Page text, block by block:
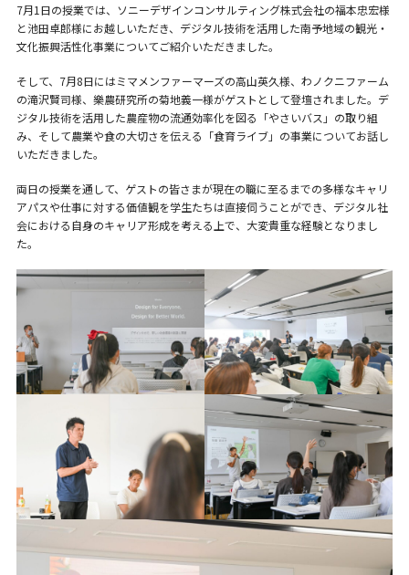
7月1日の授業では、ソニーデザインコンサルティング株式会社の福本忠宏様
と池田卓郎様にお越しいただき、デジタル技術を活用した南予地域の観光・
文化振興活性化事業についてご紹介いただきました。
そして、7月8日にはミマメンファーマーズの高山英久様、わノクニファーム
の滝沢賢司様、樂農研究所の菊地義一様がゲストとして登壇されました。デ
ジタル技術を活用した農産物の流通効率化を図る「やさいバス」の取り組
み、そして農業や食の大切さを伝える「食育ライブ」の事業についてお話し
いただきました。
両日の授業を通して、ゲストの皆さまが現在の職に至るまでの多様なキャリ
アパスや仕事に対する価値観を学生たちは直接伺うことができ、デジタル社
会における自身のキャリア形成を考える上で、大変貴重な経験となりまし
た。